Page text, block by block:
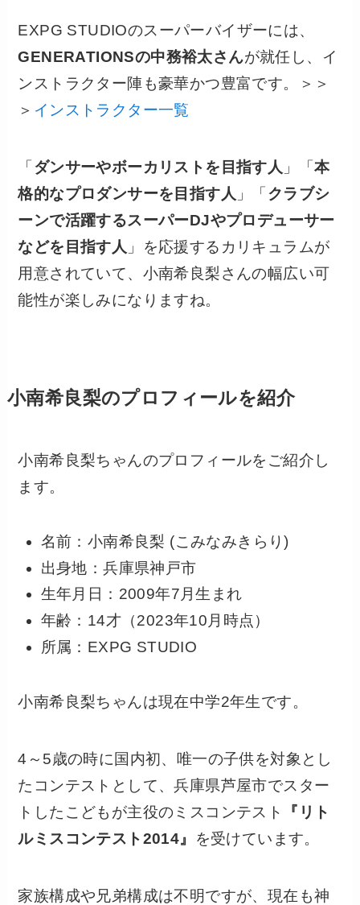
EXPG STUDIOのスーパーバイザーには、
GENERATIONSの中務裕太さんが就任し、イ
ンストラクター陣も豪華かつ豊富です。＞＞
＞ インストラクター一覧
「 ダンサーやボーカリストを目指す人 」「本
格的なプロダンサーを目指す人 」「 クラブシ
ーンで活躍するスーパーDJやプロデューサー
などを目指す人 」を応援するカリキュラムが
用意されていて、小南希良梨さんの幅広い可
能性が楽しみになりますね。
小南希良梨のプロフィールを紹介
小南希良梨ちゃんのプロフィールをご紹介し
ます。
名前：小南希良梨 (こみなみきらり)
出身地：兵庫県神戸市
生年月日：2009年7月生まれ
年齢：14才（2023年10月時点）
所属：EXPG STUDIO
小南希良梨ちゃんは現在中学2年生です。
4～5歳の時に国内初、唯一の子供を対象とし
たコンテストとして、兵庫県芦屋市でスター
トしたこどもが主役のミスコンテスト
『リト
ルミスコンテスト2014』
を受けています。
家族構成や兄弟構成は不明ですが、現在も神